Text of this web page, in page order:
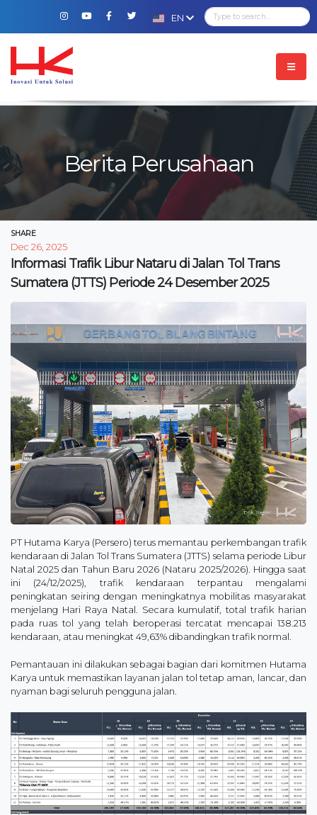
EN
Berita Perusahaan
SHARE
Dec 26, 2025
Informasi Trafik Libur Nataru di Jalan Tol Trans
Sumatera (JTTS) Periode 24 Desember 2025
PT Hutama Karya (Persero) terus memantau perkembangan trafik
kendaraan di Jalan Tol Trans Sumatera (JTTS) selama periode Libur
Natal 2025 dan Tahun Baru 2026 (Nataru 2025/2026). Hingga saat
ini (24/12/2025), trafik kendaraan terpantau mengalami
peningkatan seiring dengan meningkatnya mobilitas masyarakat
menjelang Hari Raya Natal. Secara kumulatif, total trafik harian
pada ruas tol yang telah beroperasi tercatat mencapai 138.213
kendaraan, atau meningkat 49,63% dibandingkan trafik normal.
Pemantauan ini dilakukan sebagai bagian dari komitmen Hutama
Karya untuk memastikan layanan jalan tol tetap aman, lancar, dan
nyaman bagi seluruh pengguna jalan.